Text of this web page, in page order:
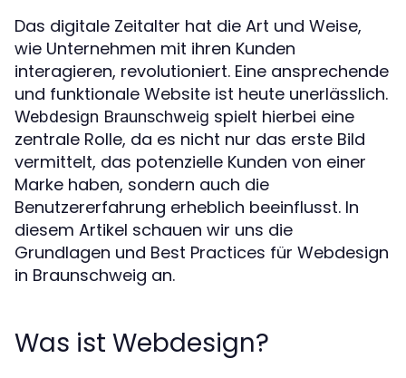
Das digitale Zeitalter hat die Art und Weise,
wie Unternehmen mit ihren Kunden
interagieren, revolutioniert. Eine ansprechende
und funktionale Website ist heute unerlässlich.
Webdesign Braunschweig spielt hierbei eine
zentrale Rolle, da es nicht nur das erste Bild
vermittelt, das potenzielle Kunden von einer
Marke haben, sondern auch die
Benutzererfahrung erheblich beeinflusst. In
diesem Artikel schauen wir uns die
Grundlagen und Best Practices für Webdesign
in Braunschweig an.
Was ist Webdesign?